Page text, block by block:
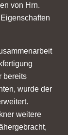
von Hrn.
bereits
wurde der
weitere